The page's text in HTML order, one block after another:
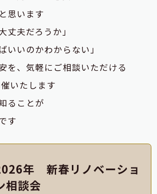
思います
丈夫だろうか」
いいのかわからない」
を、気軽にご相談いただける
いたします
ることが
す
年 新春リノベーショ
相談会